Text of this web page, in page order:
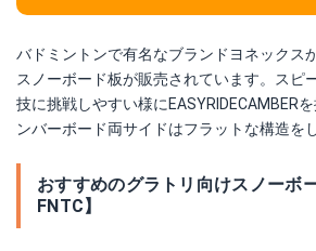
バドミントンで有名なブランドヨネックス
スノーボード板が販売されています。スピ
技に挑戦しやすい様にEASYRIDECAMBER
ンバーボード両サイドはフラットな構造を
おすすめのグラトリ向けスノーボ
FNTC】